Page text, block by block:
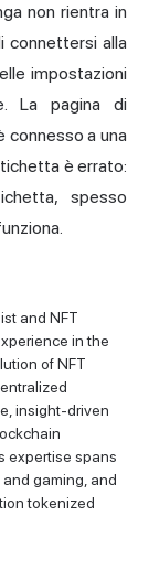
non rientra in
alla
impostazioni
La pagina di
connesso a una
è errato:
spesso
and NFT
in the
of NFT
insight-driven
expertise spans
gaming, and
tokenized